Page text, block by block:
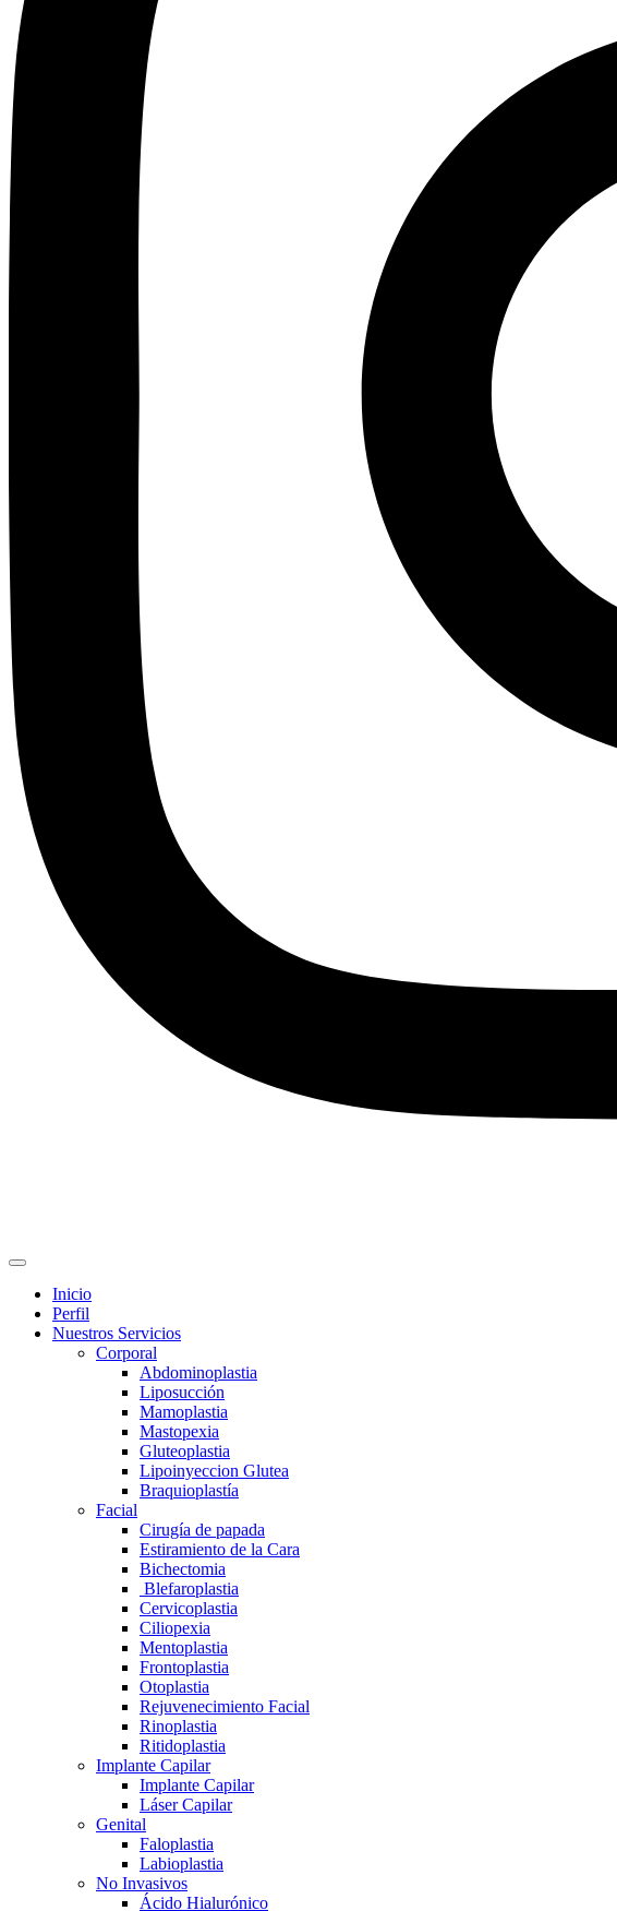
Inicio
Perfil
Nuestros Servicios
Corporal
Abdominoplastia
Liposucción
Mamoplastia
Mastopexia
Gluteoplastia
Lipoinyeccion Glutea
Braquioplastía
Facial
Cirugía de papada
Estiramiento de la Cara
Bichectomia
Blefaroplastia
Cervicoplastia
Ciliopexia
Mentoplastia
Frontoplastia
Otoplastia
Rejuvenecimiento Facial
Rinoplastia
Ritidoplastia
Implante Capilar
Implante Capilar
Láser Capilar
Genital
Faloplastia
Labioplastia
No Invasivos
Ácido Hialurónico